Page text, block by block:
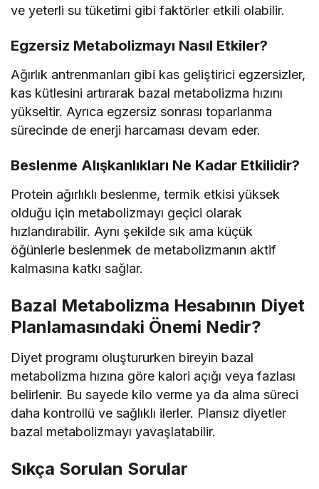
ve yeterli su tüketimi gibi faktörler etkili olabilir.
Egzersiz Metabolizmayı Nasıl Etkiler?
Ağırlık antrenmanları gibi kas geliştirici egzersizler,
kas kütlesini artırarak bazal metabolizma hızını
yükseltir. Ayrıca egzersiz sonrası toparlanma
sürecinde de enerji harcaması devam eder.
Beslenme Alışkanlıkları Ne Kadar Etkilidir?
Protein ağırlıklı beslenme, termik etkisi yüksek
olduğu için metabolizmayı geçici olarak
hızlandırabilir. Aynı şekilde sık ama küçük
öğünlerle beslenmek de metabolizmanın aktif
kalmasına katkı sağlar.
Bazal Metabolizma Hesabının Diyet
Planlamasındaki Önemi Nedir?
Diyet programı oluştururken bireyin bazal
metabolizma hızına göre kalori açığı veya fazlası
belirlenir. Bu sayede kilo verme ya da alma süreci
daha kontrollü ve sağlıklı ilerler. Plansız diyetler
bazal metabolizmayı yavaşlatabilir.
Sıkça Sorulan Sorular